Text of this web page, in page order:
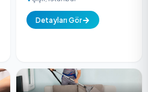
Yeni